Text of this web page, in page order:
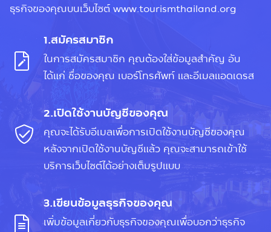
ธุรกิจของคุณบนเว็บไซต์ www.tourismthailand.org
1.สมัครสมาชิก
ในการสมัครสมาชิก คุณต้องใส่ข้อมูลสำคัญ อัน
ได้แก่ ชื่อของคุณ เบอร์โทรศัพท์ และอีเมลแอดเดรส
2.เปิดใช้งานบัญชีของคุณ
คุณจะได้รับอีเมลเพื่อการเปิดใช้งานบัญชีของคุณ
หลังจากเปิดใช้งานบัญชีแล้ว คุณจะสามารถเข้าใช้
บริการเว็บไซต์ได้อย่างเต็มรูปแบบ
3.เขียนข้อมูลธุรกิจของคุณ
เพิ่มข้อมูลเกี่ยวกับธุรกิจของคุณเพื่อบอกว่าธุรกิจ